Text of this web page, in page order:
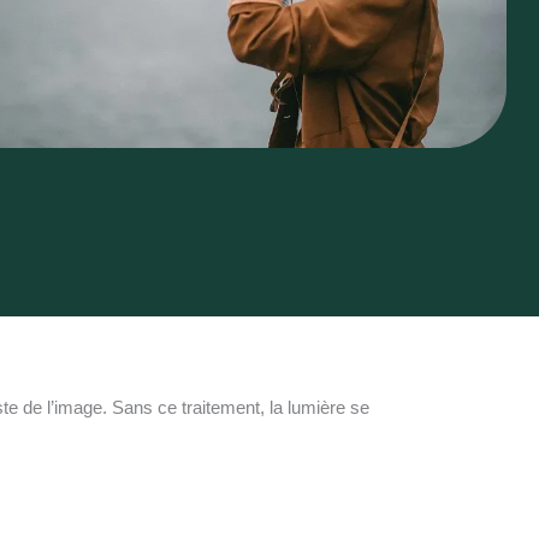
de l’image. Sans ce traitement, la lumière se